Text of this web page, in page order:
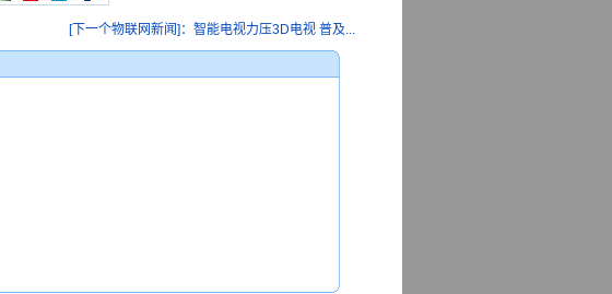
[下一个物联网新闻]：智能电视力压3D电视 普及...